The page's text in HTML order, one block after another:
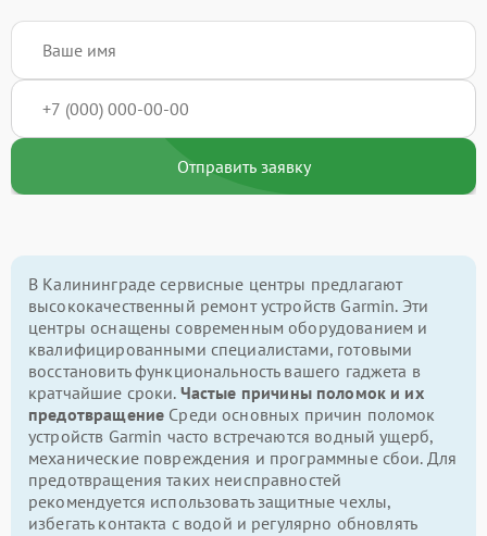
Отправить заявку
В Калининграде сервисные центры предлагают
высококачественный ремонт устройств Garmin. Эти
центры оснащены современным оборудованием и
квалифицированными специалистами, готовыми
восстановить функциональность вашего гаджета в
кратчайшие сроки. Частые причины поломок и их
предотвращение Среди основных причин поломок
устройств Garmin часто встречаются водный ущерб,
механические повреждения и программные сбои. Для
предотвращения таких неисправностей
рекомендуется использовать защитные чехлы,
избегать контакта с водой и регулярно обновлять